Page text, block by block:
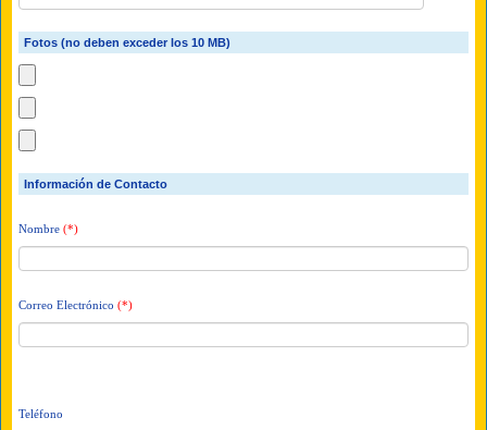
Fotos (no deben exceder los 10 MB)
Información de Contacto
Nombre (*)
Correo Electrónico (*)
Teléfono